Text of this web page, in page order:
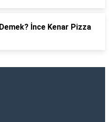
İnce Kenar Pizza